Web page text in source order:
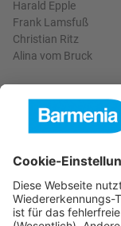
Harald Epple
Frank Lamsfuß
Christian Ritz
Alina vom Bruck
Aufsichtsrats-
Rechtsform des
Gegenseitigkeit
USt.-
Gothaer